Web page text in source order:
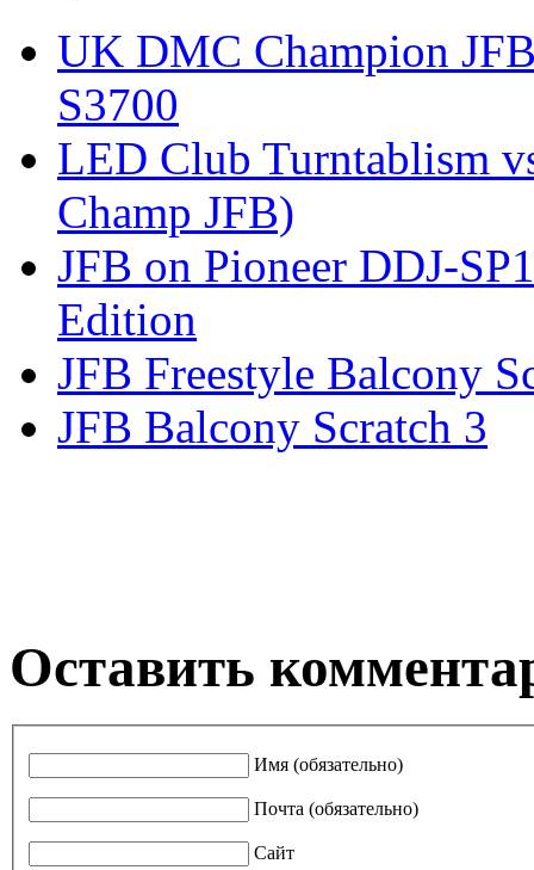
UK DMC Champion
S3700
LED Club Turntablism
Champ JFB)
JFB on Pioneer DDJ-
Edition
JFB Freestyle Balcony
JFB Balcony Scratch 3
Оставить
Имя (обязательно)
Почта (обязательно)
Сайт